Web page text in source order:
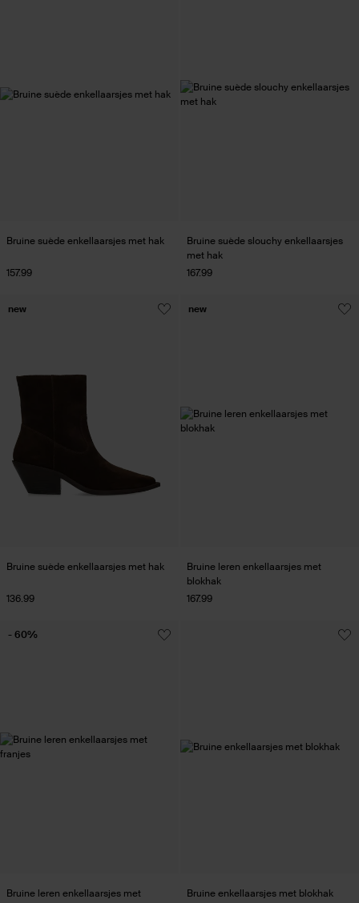
Bruine suède enkellaarsjes met hak
157.99
Bruine suède slouchy enkellaarsjes
met hak
167.99
Bruine suède enkellaarsjes met hak
136.99
new
Bruine leren enkellaarsjes met
blokhak
167.99
new
Bruine leren enkellaarsjes met
- 60%
Bruine enkellaarsjes met blokhak